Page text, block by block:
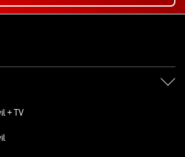
redes sociales de Vodafone
+ TV